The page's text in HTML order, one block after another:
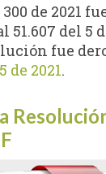
de 2021
51.607 del 5
fue
de 2021.